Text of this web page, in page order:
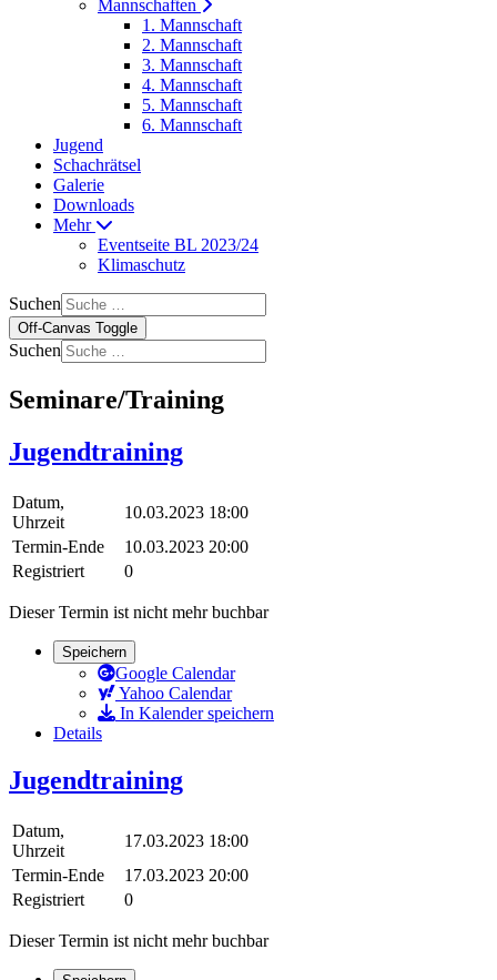
Mannschaften
1. Mannschaft
2. Mannschaft
3. Mannschaft
4. Mannschaft
5. Mannschaft
6. Mannschaft
Jugend
Schachrätsel
Galerie
Downloads
Mehr
Eventseite BL 2023/24
Klimaschutz
Suchen
Off-Canvas Toggle
Suchen
Seminare/Training
Jugendtraining
Datum,
Uhrzeit
10.03.2023 18:00
Termin-Ende
10.03.2023 20:00
Registriert
0
Dieser Termin ist nicht mehr buchbar
Speichern
Google Calendar
Yahoo Calendar
In Kalender speichern
Details
Jugendtraining
Datum,
Uhrzeit
17.03.2023 18:00
Termin-Ende
17.03.2023 20:00
Registriert
0
Dieser Termin ist nicht mehr buchbar